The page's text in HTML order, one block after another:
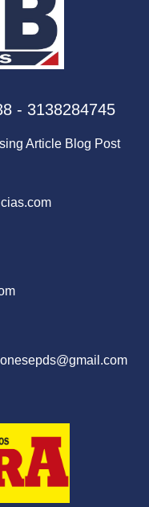
- 3138284745
Article Blog Post